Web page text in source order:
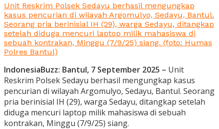
Unit Reskrim Polsek Sedayu berhasil mengungkap
kasus pencurian di wilayah Argomulyo, Sedayu, Bantul.
Seorang pria berinisial IH (29), warga Sedayu, ditangkap
setelah diduga mencuri laptop milik mahasiswa di
sebuah kontrakan, Minggu (7/9/25) siang. (foto: Humas
Polres Bantul)
IndonesiaBuzz: Bantul, 7 September 2025 – Unit
Reskrim Polsek Sedayu berhasil mengungkap kasus
pencurian di wilayah Argomulyo, Sedayu, Bantul. Seorang
pria berinisial IH (29), warga Sedayu, ditangkap setelah
diduga mencuri laptop milik mahasiswa di sebuah
kontrakan, Minggu (7/9/25) siang.